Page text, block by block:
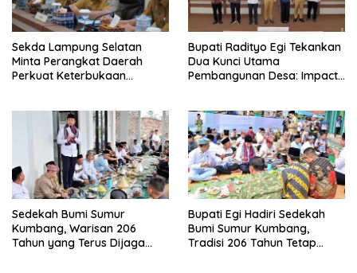
Sekda Lampung Selatan
Minta Perangkat Daerah
Perkuat Keterbukaan
Bupati Radityo Egi Tekankan
Dua Kunci Utama
Pembangunan Desa: Impact
Sedekah Bumi Sumur
Kumbang, Warisan 206
Tahun yang Terus Dijaga
Bupati Egi Hadiri Sedekah
Bumi Sumur Kumbang,
Tradisi 206 Tahun Tetap